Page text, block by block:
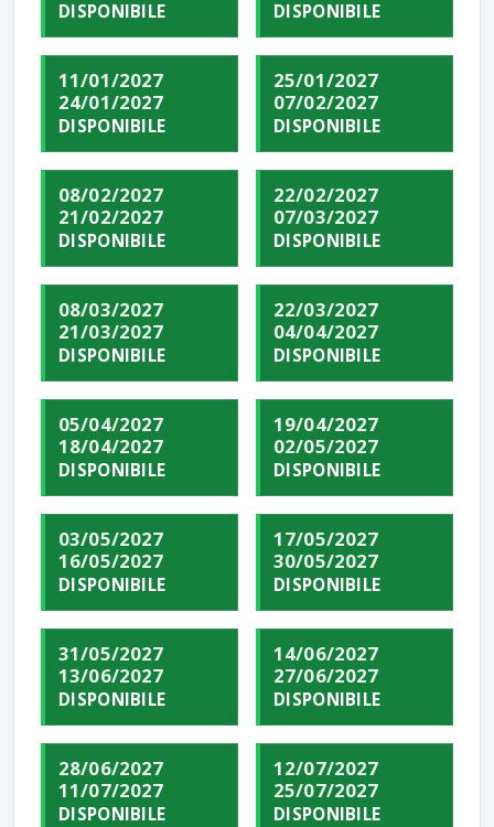
DISPONIBILE DISPONIBILE
11/01/2027
24/01/2027
DISPONIBILE
25/01/2027
07/02/2027
DISPONIBILE
08/02/2027
21/02/2027
DISPONIBILE
22/02/2027
07/03/2027
DISPONIBILE
08/03/2027
21/03/2027
DISPONIBILE
22/03/2027
04/04/2027
DISPONIBILE
05/04/2027
18/04/2027
DISPONIBILE
19/04/2027
02/05/2027
DISPONIBILE
03/05/2027
16/05/2027
DISPONIBILE
17/05/2027
30/05/2027
DISPONIBILE
31/05/2027
13/06/2027
DISPONIBILE
14/06/2027
27/06/2027
DISPONIBILE
28/06/2027
11/07/2027
DISPONIBILE
12/07/2027
25/07/2027
DISPONIBILE